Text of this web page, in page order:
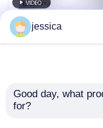
jessica
Good day, what
for?